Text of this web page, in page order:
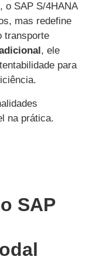
o SAP S/4HANA
mas redefine
transporte
, ele
para
na prática.
SAP